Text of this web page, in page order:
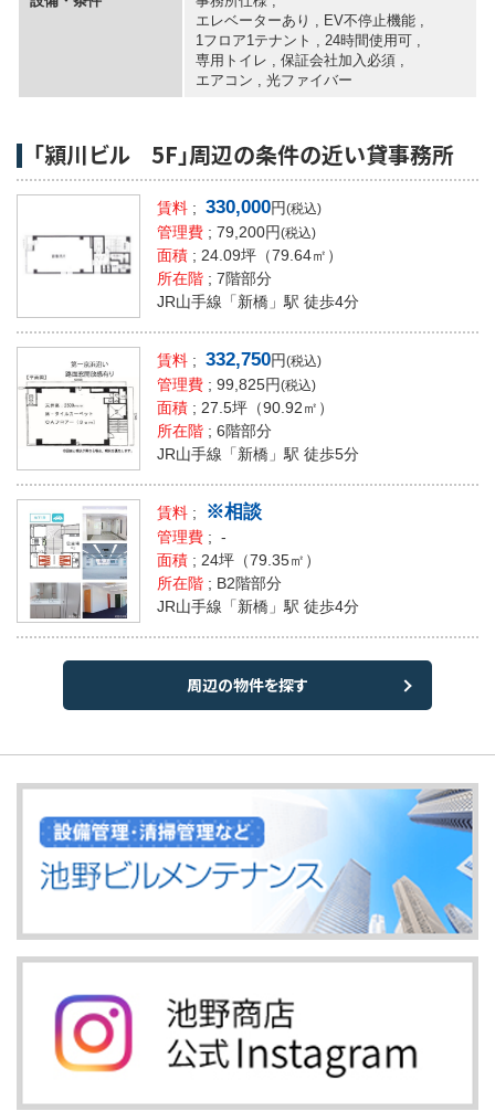
エレベーターあり
EV不停止機能
1フロア1テナント
24時間使用可
専用トイレ
保証会社加入必須
エアコン
光ファイバー
「潁川ビル 5F」周辺の条件の近い貸事務所
賃料 ; 330,000円(税込)
管理費 ; 79,200円(税込)
面積 ; 24.09坪 （79.64㎡）
所在階 ; 7階部分
JR山手線「新橋」駅 徒歩4分
賃料 ; 332,750円(税込)
管理費 ; 99,825円(税込)
面積 ; 27.5坪 （90.92㎡）
所在階 ; 6階部分
JR山手線「新橋」駅 徒歩5分
賃料 ; ※相談
管理費 ; -
面積 ; 24坪 （79.35㎡）
所在階 ; B2階部分
JR山手線「新橋」駅 徒歩4分
周辺の物件を探す